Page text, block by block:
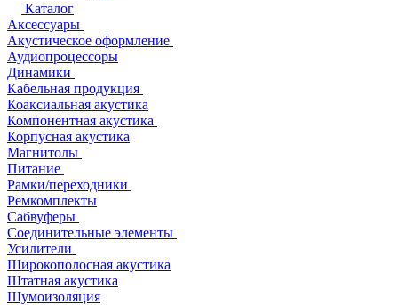
Каталог
Аксессуары
Акустическое оформление
Аудиопроцессоры
Динамики
Кабельная продукция
Коаксиальная акустика
Компонентная акустика
Корпусная акустика
Магнитолы
Питание
Рамки/переходники
Ремкомплекты
Сабвуферы
Соединительные элементы
Усилители
Широкополосная акустика
Штатная акустика
Шумоизоляция